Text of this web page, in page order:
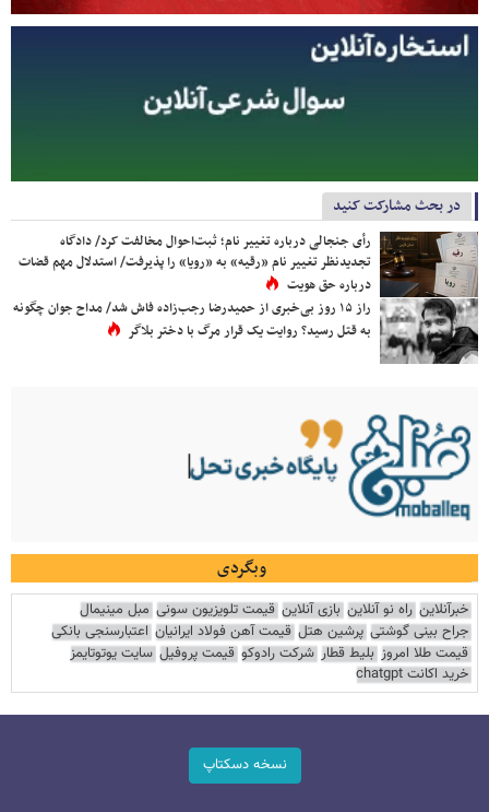
در بحث مشارکت کنید
رأی جنجالی درباره تغییر نام؛ ثبت‌احوال مخالفت کرد/ دادگاه
تجدیدنظر تغییر نام «رقیه» به «رویا» را پذیرفت/ استدلال مهم قضات
درباره حق هویت
راز ۱۵ روز بی‌خبری از حمیدرضا رجب‌زاده فاش شد/ مداح جوان چگونه
به قتل رسید؟ روایت یک قرار مرگ با دختر بلاگر
وبگردی
خبرآنلاین راه نو آنلاین بازی آنلاین قیمت تلویزیون سونی مبل مینیمال
جراح بینی گوشتی پرشین هتل قیمت آهن فولاد ایرانیان اعتبارسنجی بانکی
قیمت طلا امروز بلیط قطار شرکت رادوکو قیمت پروفیل سایت یوتوتایمز
خرید اکانت chatgpt
نسخه دسکتاپ